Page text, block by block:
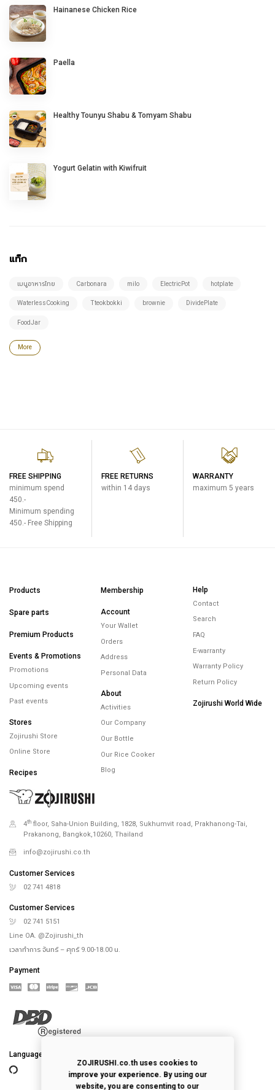
Hainanese Chicken Rice
Paella
Healthy Tounyu Shabu & Tomyam Shabu
Yogurt Gelatin with Kiwifruit
แท็ก
เมนูอาหารไทย Carbonara milo ElectricPot hotplate
WaterlessCooking Tteokbokki brownie DividePlate
FoodJar
More
FREE SHIPPING
minimum spend
450.-
Minimum spending
450.- Free Shipping
FREE RETURNS
within 14 days
WARRANTY
maximum 5 years
Products
Spare parts
Premium Products
Events & Promotions
Promotions
Upcoming events
Past events
Stores
Zojirushi Store
Online Store
Recipes
Membership
Account
Your Wallet
Orders
Address
Personal Data
About
Activities
Our Company
Our Bottle
Our Rice Cooker
Blog
Help
Contact
Search
FAQ
E-warranty
Warranty Policy
Return Policy
Zojirushi World Wide
4th floor, Saha-Union Building, 1828, Sukhumvit road, Prakhanong-Tai,
Prakanong, Bangkok,10260, Thailand
info@zojirushi.co.th
Customer Services
02 741 4818
Customer Services
02 741 5151
Line OA. @Zojirushi_th
เวลาทำการ จันทร์ – ศุกร์ 9.00-18.00 น.
Payment
Language
ZOJIRUSHI.co.th uses cookies to
improve your experience. By using our
website, you are consenting to our